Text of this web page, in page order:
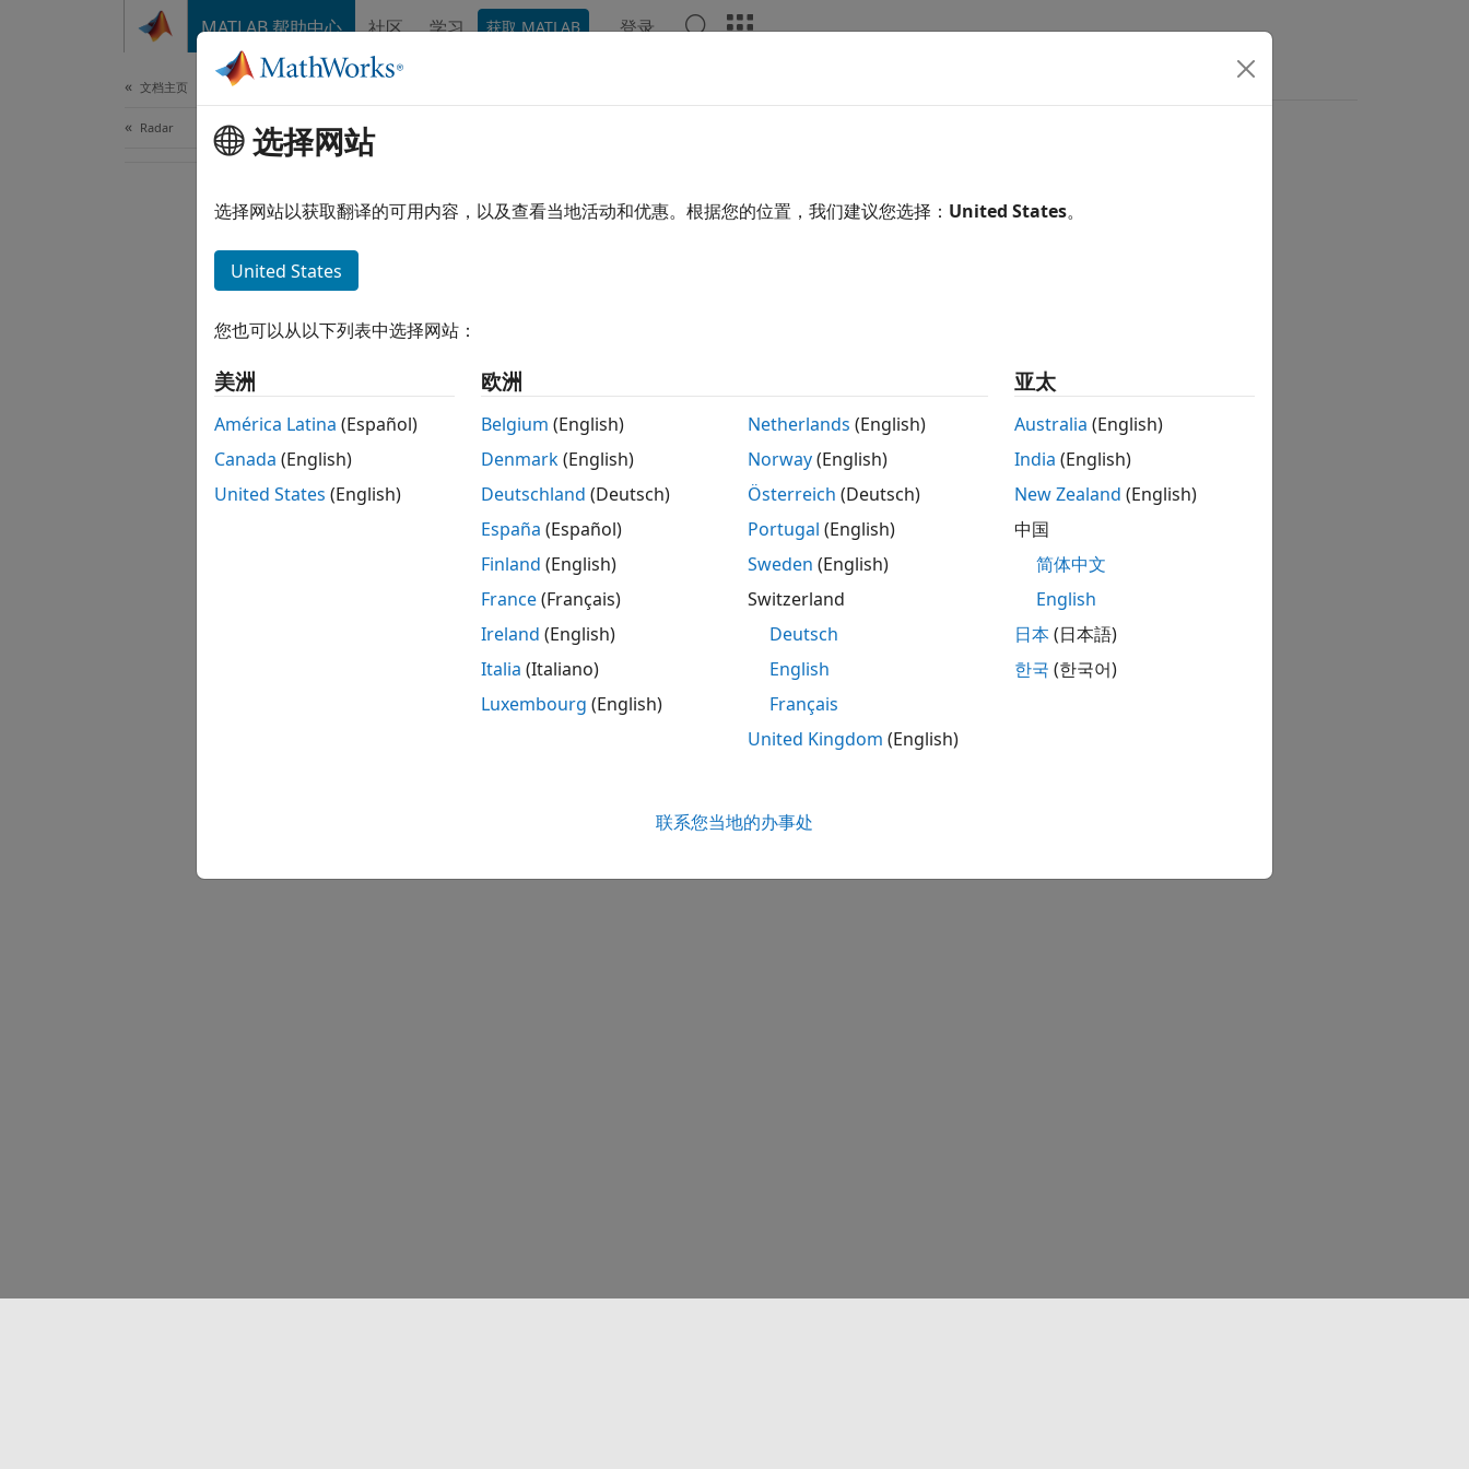
MATLAB 帮助中心 社区 学习 获取 MATLAB 登录
文档主页
Radar 选择网站
选择网站以获取翻译的可用内容，以及查看当地活动和优惠。根据您的位置，我们建议您选择： United States。
United States
您也可以从以下列表中选择网站：
美洲
América Latina (Español)
Canada (English)
United States (English)
欧洲
Belgium (English)
Denmark(English)
Deutschland (Deutsch)
España (Español)
Finland (English)
France(Français)
Ireland (English)
Italia (Italiano)
Luxembourg (English)
Netherlands (English)
Norway(English)
Österreich (Deutsch)
Portugal (English)
Sweden (English)
Switzerland
Deutsch
English
Français
United Kingdom (English)
亚太
Australia (English)
India (English)
New Zealand (English)
中国
简体中文
English
日本(日本語)
한국 (한국어)
联系您当地的办事处